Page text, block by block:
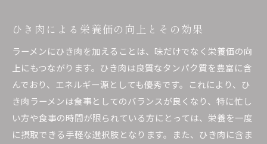
ひき肉による栄養価の向上とその効果
ラーメンにひき肉を加えることは、味だけでなく栄養価の向
上にもつながります。ひき肉は良質なタンパク質を豊富に含
んでおり、エネルギー源としても優秀です。これにより、ひ
き肉ラーメンは食事としてのバランスが良くなり、特に忙し
い方や食事の時間が限られている方にとっては、栄養を一度
に摂取できる手軽な選択肢となります。また、ひき肉に含ま